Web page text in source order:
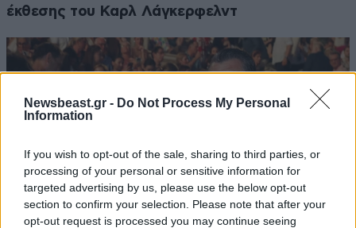
Newsbeast.gr - Do Not Process My Personal
Information
If you wish to opt-out of the sale, sharing to third parties, or
processing of your personal or sensitive information for
targeted advertising by us, please use the below opt-out
section to confirm your selection. Please note that after your
opt-out request is processed you may continue seeing
έκθεσης του Καρλ Λάγκερφελντ